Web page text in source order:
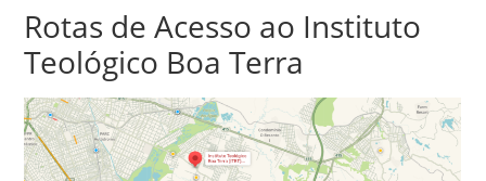
Rotas de Acesso ao Instituto
Teológico Boa Terra